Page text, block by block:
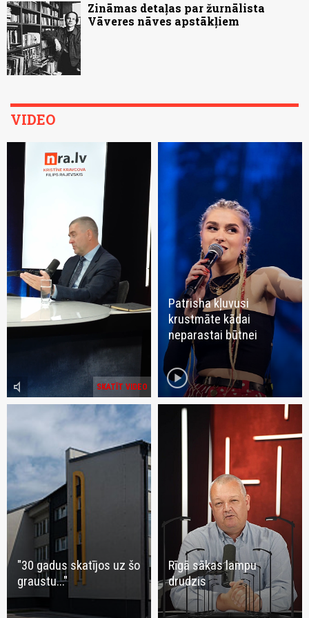
Zināmas detaļas par žurnālista
Vāveres nāves apstākļiem
VIDEO
SKATĪT VIDEO
volume_mute
Patrisha kļuvusi
krustmāte kādai
neparastai būtnei
play_circle
"30 gadus skatījos uz šo
graustu..."
Rīgā sākas lampu
drudzis